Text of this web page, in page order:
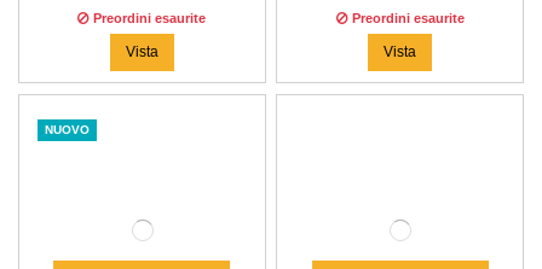
Preordini esaurite
Vista
Preordini esaurite
Vista
NUOVO